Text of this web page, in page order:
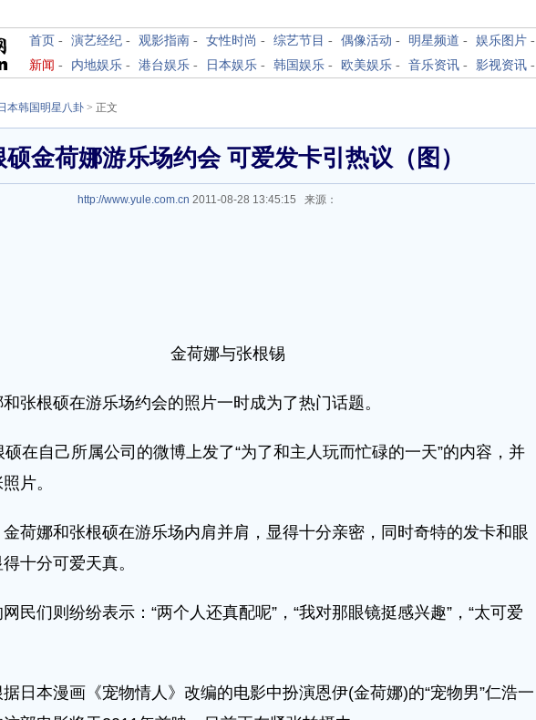
首页 - 演艺经纪 - 观影指南 - 女性时尚 - 综艺节目 - 偶像活动 - 明星频道 - 娱乐图片 -
新闻 - 内地娱乐 - 港台娱乐 - 日本娱乐 - 韩国娱乐 - 欧美娱乐 - 音乐资讯 - 影视资讯 -
本韩国明星八卦 > 正文
硕金荷娜游乐场约会 可爱发卡引热议（图）
http://www.yule.com.cn 2011-08-28 13:45:15 来源：
金荷娜与张根锡
张根硕在游乐场约会的照片一时成为了热门话题。
在自己所属公司的微博上发了“为了和主人玩而忙碌的一天”的内容，并
片。
荷娜和张根硕在游乐场内肩并肩，显得十分亲密，同时奇特的发卡和眼
十分可爱天真。
民们则纷纷表示：“两个人还真配呢”，“我对那眼镜挺感兴趣”，“太可爱
日本漫画《宠物情人》改编的电影中扮演恩伊(金荷娜)的“宠物男”仁浩一